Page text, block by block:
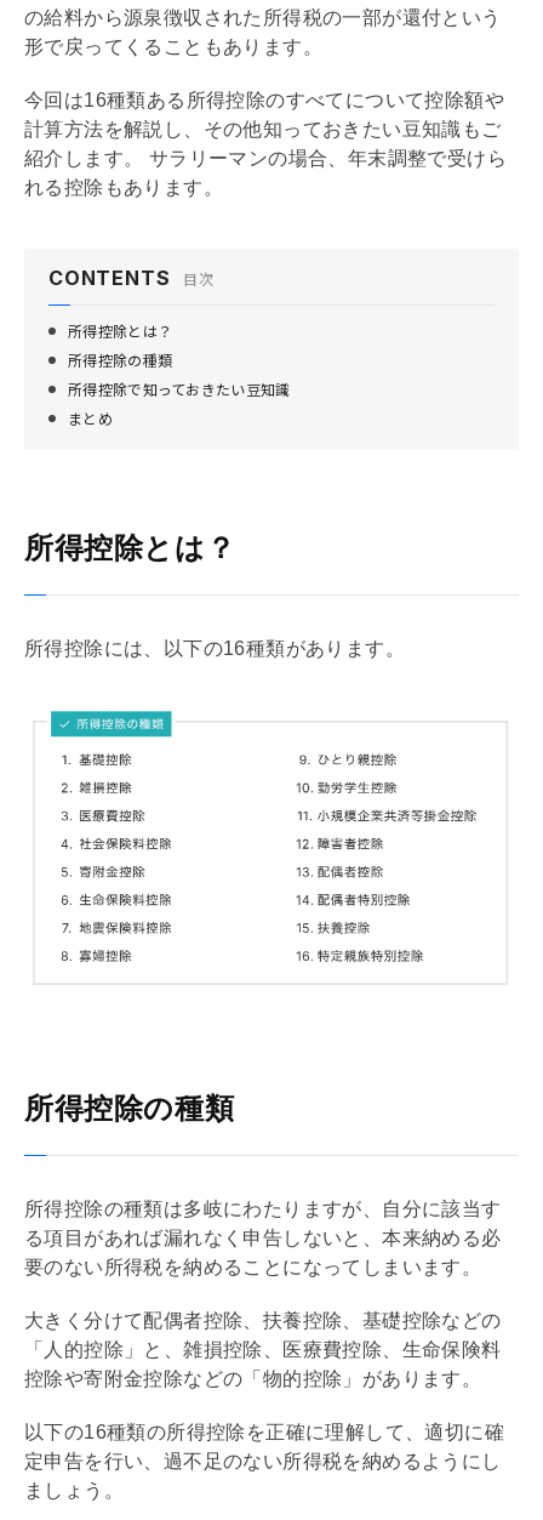
の給料から源泉徴収された所得税の一部が還付という
形で戻ってくることもあります。
今回は16種類ある所得控除のすべてについて控除額や
計算方法を解説し、その他知っておきたい豆知識もご
紹介します。 サラリーマンの場合、 年末調整で受けら
れる控除もあります。
CONTENTS 目次
所得控除とは？
所得控除の種類
所得控除で知っておきたい豆知識
まとめ
所得控除とは？
所得控除には、以下の16種類があります。
所得控除の種類
所得控除の種類は多岐にわたりますが、自分に該当す
る項目があれば漏れなく申告しないと、本来納める必
要のない所得税を納めることになってしまいます。
大きく分けて配偶者控除、扶養控除、 基礎控除などの
「人的控除」と、雑損控除、医療費控除、生命保険料
控除や寄附金控除などの「物的控除」があります。
以下の16種類の所得控除を正確に理解して、適切に確
定申告を行い、過不足のない所得税を納めるようにし
ましょう。